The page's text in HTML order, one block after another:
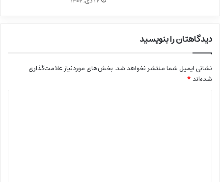
دیدگاهتان را بنویسید
نشانی ایمیل شما منتشر نخواهد شد. بخش‌های موردنیاز علامت‌گذاری
شده‌اند*